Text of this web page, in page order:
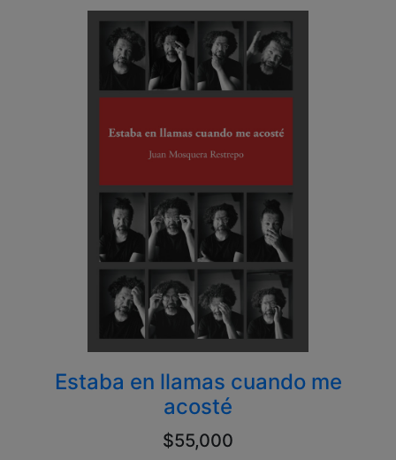
Estaba en llamas cuando me
acosté
$55,000